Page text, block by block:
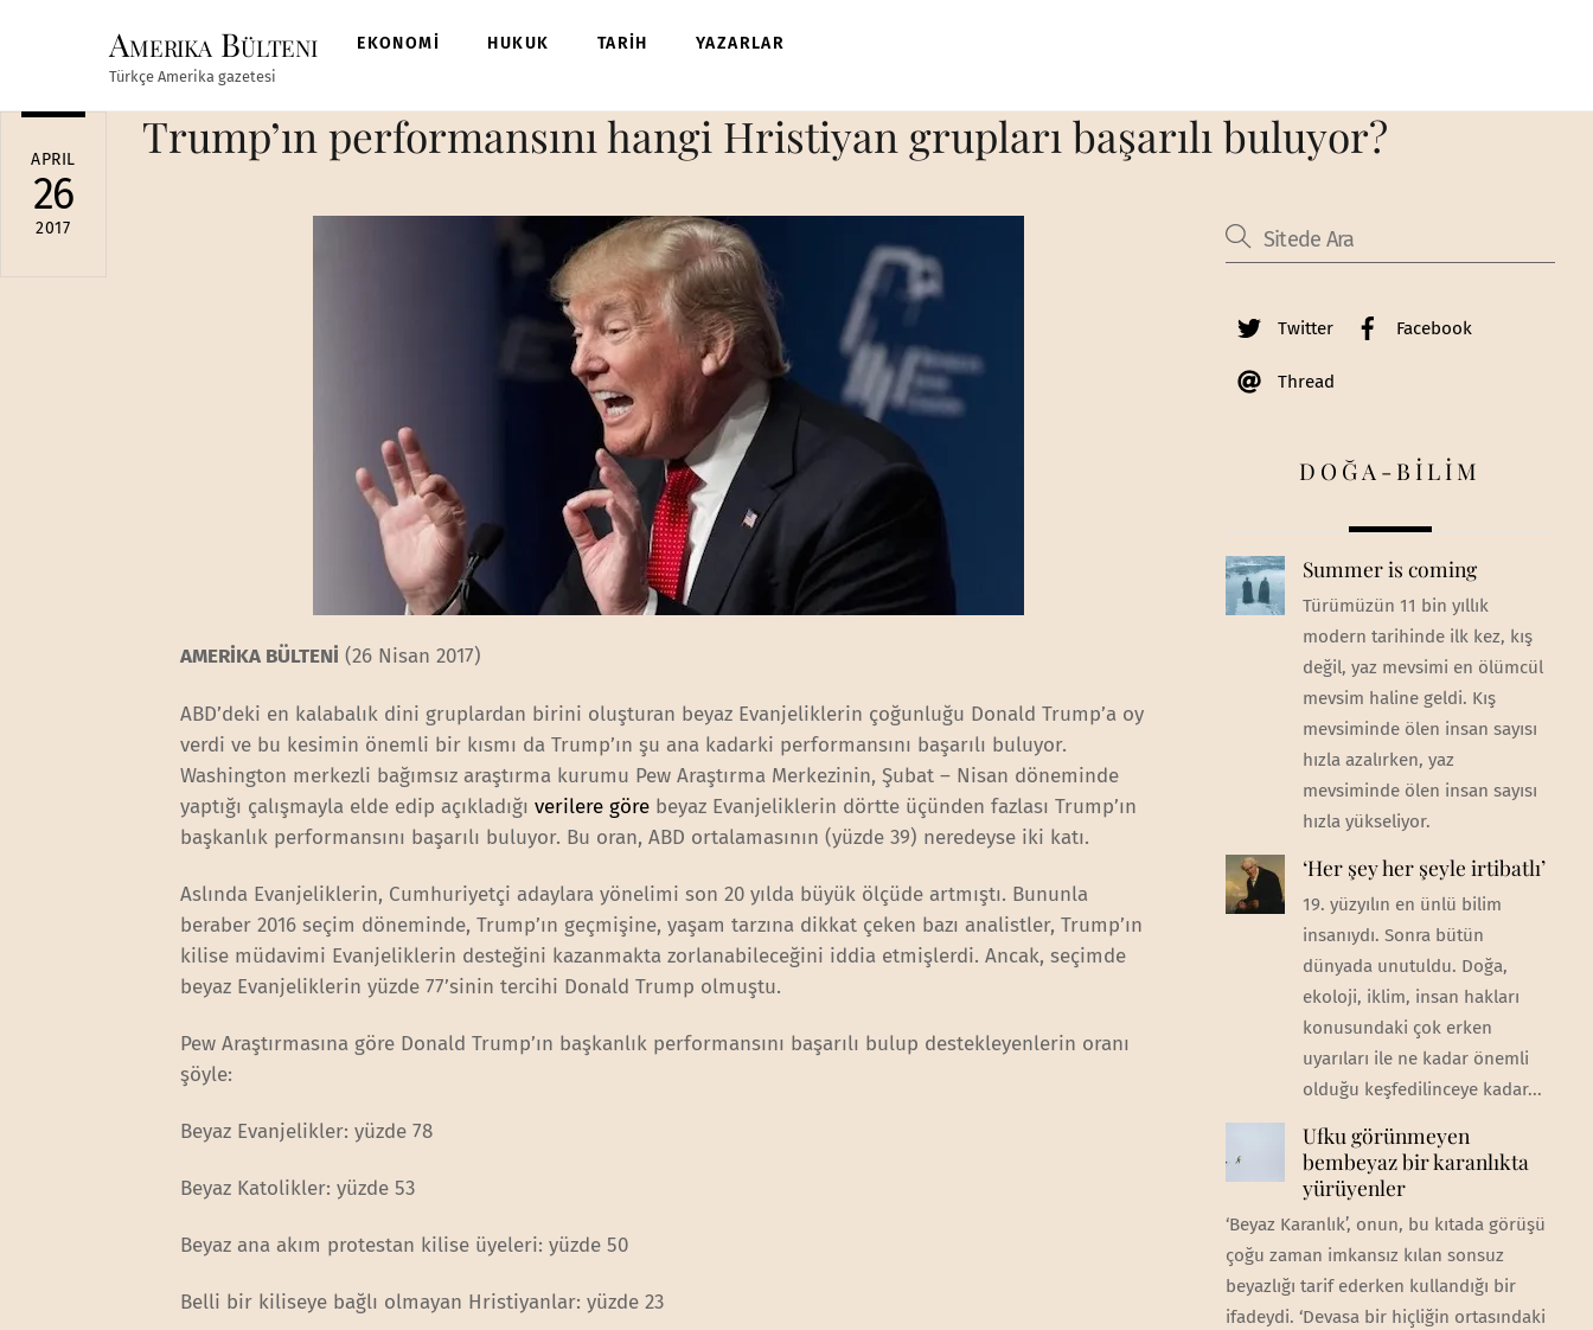
Amerika Bülteni
Türkçe Amerika gazetesi
EKONOMİ HUKUK TARİH YAZARLAR
APRIL
26
2017
Trump’ın performansını hangi Hristiyan grupları başarılı buluyor?
AMERİKA BÜLTENİ (26 Nisan 2017)
ABD’deki en kalabalık dini gruplardan birini oluşturan beyaz Evanjeliklerin çoğunluğu Donald Trump’a oy
verdi ve bu kesimin önemli bir kısmı da Trump’ın şu ana kadarki performansını başarılı buluyor.
Washington merkezli bağımsız araştırma kurumu Pew Araştırma Merkezinin, Şubat – Nisan döneminde
yaptığı çalışmayla elde edip açıkladığıverilere göre beyaz Evanjeliklerin dörtte üçünden fazlası Trump’ın
başkanlık performansını başarılı buluyor. Bu oran, ABD ortalamasının (yüzde 39) neredeyse iki katı.
Aslında Evanjeliklerin, Cumhuriyetçi adaylara yönelimi son 20 yılda büyük ölçüde artmıştı. Bununla
beraber 2016 seçim döneminde, Trump’ın geçmişine, yaşam tarzına dikkat çeken bazı analistler, Trump’ın
kilise müdavimi Evanjeliklerin desteğini kazanmakta zorlanabileceğini iddia etmişlerdi. Ancak, seçimde
beyaz Evanjeliklerin yüzde 77’sinin tercihi Donald Trump olmuştu.
Pew Araştırmasına göre Donald Trump’ın başkanlık performansını başarılı bulup destekleyenlerin oranı
şöyle:
Beyaz Evanjelikler: yüzde 78
Beyaz Katolikler: yüzde 53
Beyaz ana akım protestan kilise üyeleri: yüzde 50
Belli bir kiliseye bağlı olmayan Hristiyanlar: yüzde 23
Twitter Facebook
Thread
DOĞA-BİLİM
Summer is coming
Türümüzün 11 bin yıllık
modern tarihinde ilk kez, kış
değil, yaz mevsimi en ölümcül
mevsim haline geldi. Kış
mevsiminde ölen insan sayısı
hızla azalırken, yaz
mevsiminde ölen insan sayısı
hızla yükseliyor.
‘Her şey her şeyle irtibatlı’
19. yüzyılın en ünlü bilim
insanıydı. Sonra bütün
dünyada unutuldu. Doğa,
ekoloji, iklim, insan hakları
konusundaki çok erken
uyarıları ile ne kadar önemli
olduğu keşfedilinceye kadar...
Ufku görünmeyen
bembeyaz bir karanlıkta
yürüyenler
‘Beyaz Karanlık’, onun, bu kıtada görüşü
çoğu zaman imkansız kılan sonsuz
beyazlığı tarif ederken kullandığı bir
ifadeydi. ‘Devasa bir hiçliğin ortasındaki